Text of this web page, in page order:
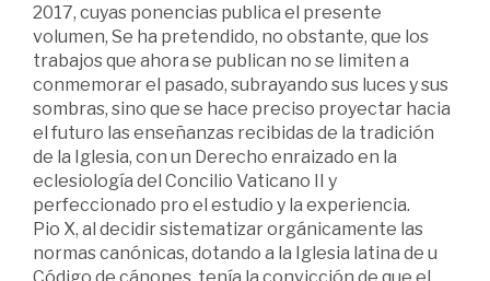
2017, cuyas ponencias publica el presente
volumen, Se ha pretendido, no obstante, que los
trabajos que ahora se publican no se limiten a
conmemorar el pasado, subrayando sus luces y sus
sombras, sino que se hace preciso proyectar hacia
el futuro las enseñanzas recibidas de la tradición
de la Iglesia, con un Derecho enraizado en la
eclesiología del Concilio Vaticano II y
perfeccionado pro el estudio y la experiencia.
Pio X, al decidir sistematizar orgánicamente las
normas canónicas, dotando a la Iglesia latina de u
Código de cánones, tenía la convicción de que el